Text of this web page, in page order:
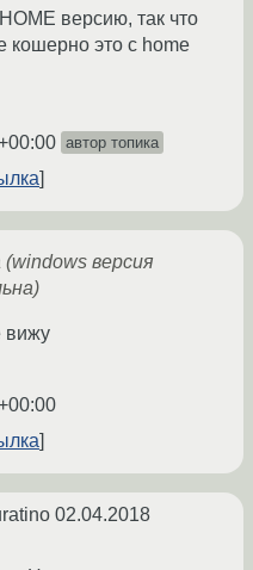
версию, так что
кошерно это с home
автор топика
версия
вижу
02.04.2018